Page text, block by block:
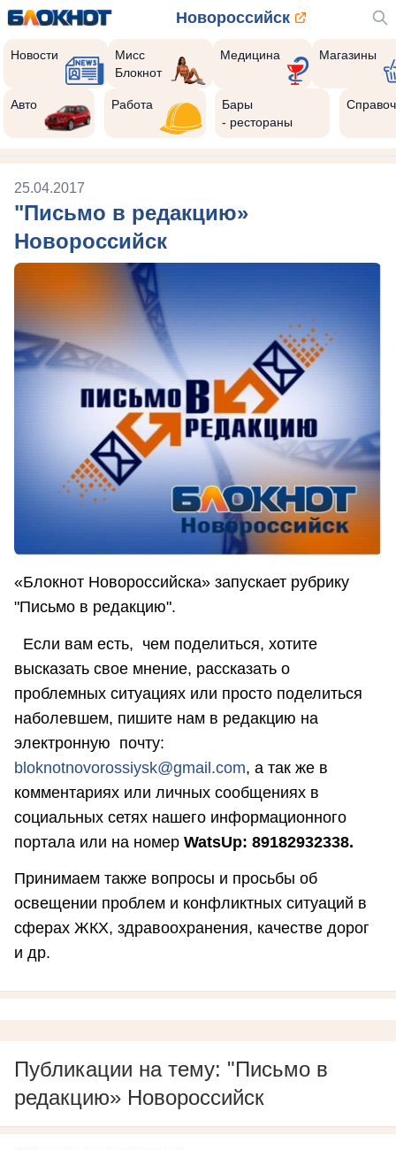
Новороссийск
Новости
Мисс
Блокнот
Медицина Магазины
Авто Работа
Бары
- рестораны
25.04.2017
"Письмо в редакцию»
Новороссийск
«Блокнот Новороссийска» запускает рубрику
"Письмо в редакцию".
Если вам есть, чем поделиться, хотите
высказать свое мнение, рассказать о
проблемных ситуациях или просто поделиться
наболевшем, пишите нам в редакцию на
электронную почту:
bloknotnovorossiysk@gmail.com, а так же в
комментариях или личных сообщениях в
социальных сетях нашего информационного
портала или на номер WatsUp: 89182932338.
Принимаем также вопросы и просьбы об
освещении проблем и конфликтных ситуаций в
сферах ЖКХ, здравоохранения, качестве дорог
и др.
Публикации на тему: "Письмо в
редакцию» Новороссийск